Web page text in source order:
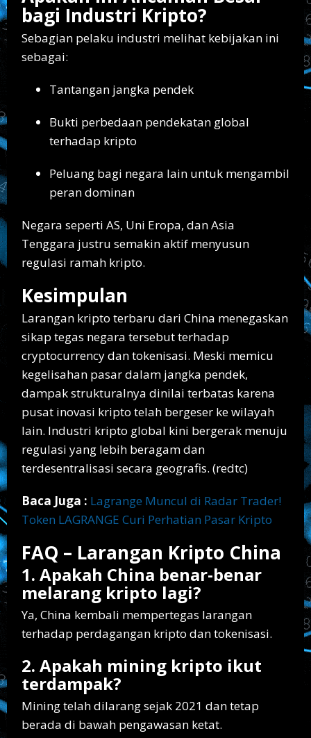
bagi Industri Kripto?
Sebagian pelaku industri melihat kebijakan ini
sebagai:
Tantangan jangka pendek
Bukti perbedaan pendekatan global
terhadap kripto
Peluang bagi negara lain untuk mengambil
peran dominan
Negara seperti AS, Uni Eropa, dan Asia
Tenggara justru semakin aktif menyusun
regulasi ramah kripto.
Kesimpulan
Larangan kripto terbaru dari China menegaskan
sikap tegas negara tersebut terhadap
cryptocurrency dan tokenisasi. Meski memicu
kegelisahan pasar dalam jangka pendek,
dampak strukturalnya dinilai terbatas karena
pusat inovasi kripto telah bergeser ke wilayah
lain. Industri kripto global kini bergerak menuju
regulasi yang lebih beragam dan
terdesentralisasi secara geografis. (redtc)
Baca Juga : Lagrange Muncul di Radar Trader!
Token LAGRANGE Curi Perhatian Pasar Kripto
FAQ – Larangan Kripto China
1. Apakah China benar-benar
melarang kripto lagi?
Ya, China kembali mempertegas larangan
terhadap perdagangan kripto dan tokenisasi.
2. Apakah mining kripto ikut
terdampak?
Mining telah dilarang sejak 2021 dan tetap
berada di bawah pengawasan ketat.